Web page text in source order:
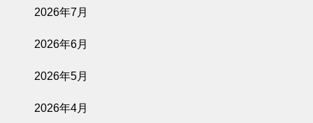
2026年7月
2026年6月
2026年5月
2026年4月